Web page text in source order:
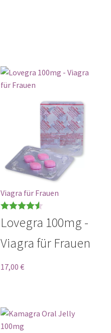
Viagra für Frauen
Bewertet
4.57
von 5
Lovegra 100mg -
Viagra für Frauen
17,00 €